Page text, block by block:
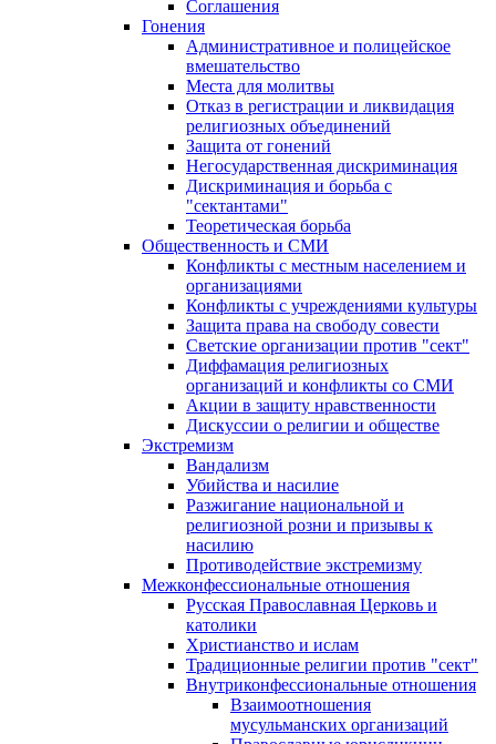
Соглашения
Гонения
Административное и полицейское
вмешательство
Места для молитвы
Отказ в регистрации и ликвидация
религиозных объединений
Защита от гонений
Негосударственная дискриминация
Дискриминация и борьба с
"сектантами"
Теоретическая борьба
Общественность и СМИ
Конфликты с местным населением и
организациями
Конфликты с учреждениями культуры
Защита права на свободу совести
Светские организации против "сект"
Диффамация религиозных
организаций и конфликты со СМИ
Акции в защиту нравственности
Дискуссии о религии и обществе
Экстремизм
Вандализм
Убийства и насилие
Разжигание национальной и
религиозной розни и призывы к
насилию
Противодействие экстремизму
Межконфессиональные отношения
Русская Православная Церковь и
католики
Христианство и ислам
Традиционные религии против "сект"
Внутриконфессиональные отношения
Взаимоотношения
мусульманских организаций